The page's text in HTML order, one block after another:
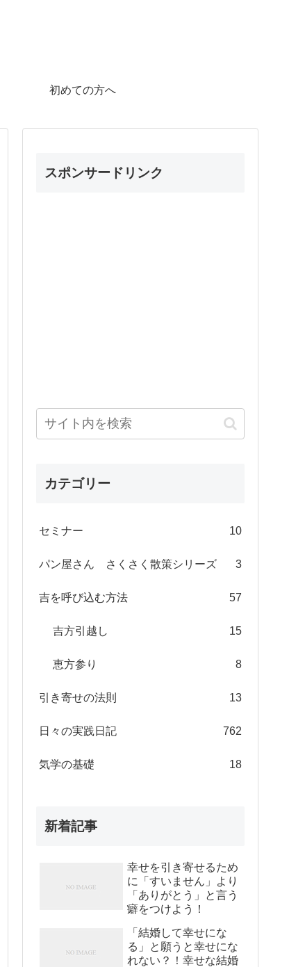
初めての方へ
スポンサードリンク
カテゴリー
セミナー 10
パン屋さん さくさく散策シリーズ 3
吉を呼び込む方法 57
吉方引越し 15
恵方参り 8
引き寄せの法則 13
日々の実践日記 762
気学の基礎 18
新着記事
幸せを引き寄せるため
に「すいません」より
「ありがとう」と言う
癖をつけよう！
「結婚して幸せにな
る」と願うと幸せにな
れない？！幸せな結婚